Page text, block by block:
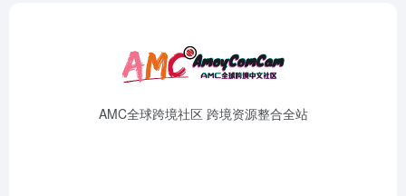
AMC全球跨境社区 跨境资源整合全站